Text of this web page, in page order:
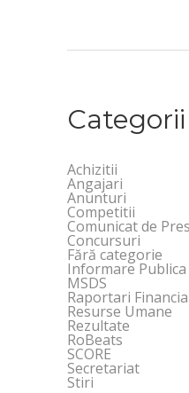
Categorii
Achizitii
Angajari
Anunturi
Competitii
Comunicat de
Concursuri
Fără categorie
Informare Publica
MSDS
Raportari
Resurse Umane
Rezultate
RoBeats
SCORE
Secretariat
Stiri